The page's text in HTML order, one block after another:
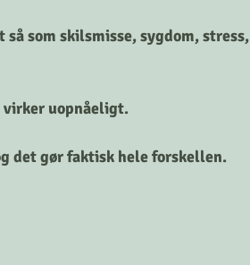
som skilsmisse, sygdom, stress,
virker uopnåeligt.
det gør faktisk hele forskellen.